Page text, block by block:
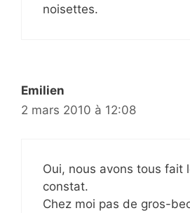
noisettes.
Emilien
2 mars 2010 à 12:08
Oui, nous avons tous fait
constat.
Chez moi pas de gros-